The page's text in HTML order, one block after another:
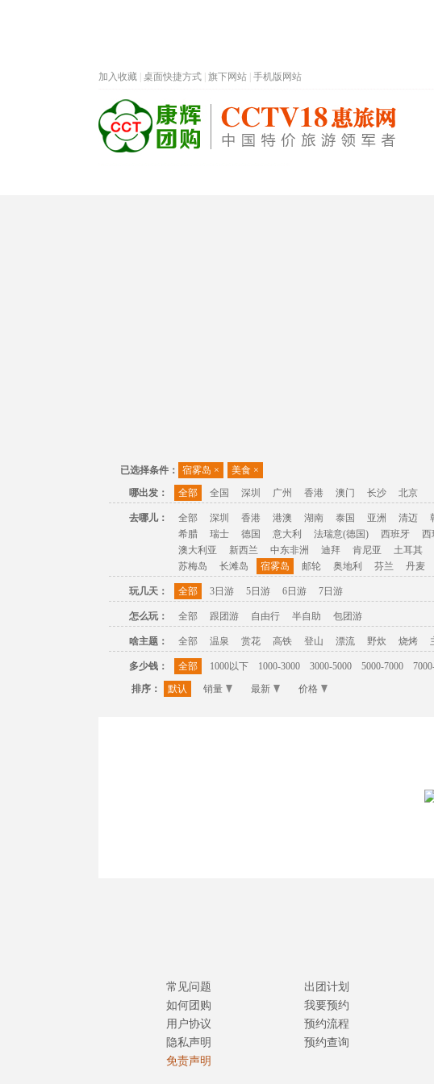
加入收藏 桌面快捷方式 旗下网站 手机版网站
已选择条件： 宿雾岛 × 美食 ×
哪出发：
全部 全国 深圳 广州 香港 澳门 长沙 北京
去哪儿： 全部 深圳 香港 港澳 湖南 泰国 亚洲 清迈
希腊
瑞士 德国 意大利 法瑞意(德国) 西班牙 西
澳大利亚
新西兰 中东非洲 迪拜 肯尼亚 土耳其
苏梅岛
长滩岛 宿雾岛 邮轮 奥地利 芬兰 丹麦
玩几天： 全部 3日游 5日游 6日游 7日游
怎么玩： 全部 跟团游 自由行 半自助 包团游
啥主题： 全部 温泉 赏花 高铁 登山 漂流 野炊 烧烤
多少钱： 全部 1000以下 1000-3000 3000-5000 5000-7000
排序：
默认 销量 最新 价格
常见问题
如何团购
用户协议
隐私声明
免责声明
出团计划
我要预约
预约流程
预约查询